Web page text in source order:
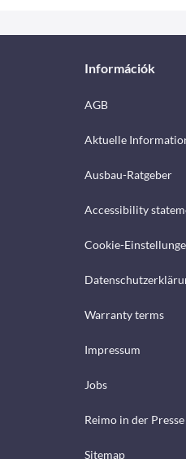
Információk
AGB
Aktuelle
Ausbau-Ratgeber
Accessibility
Cookie-
Warranty terms
Impressum
Jobs
Reimo in der Presse
Sitemap